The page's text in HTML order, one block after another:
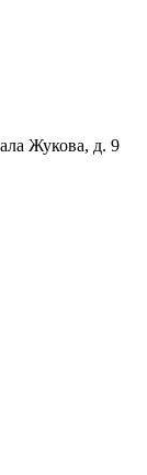
Жукова, д. 9